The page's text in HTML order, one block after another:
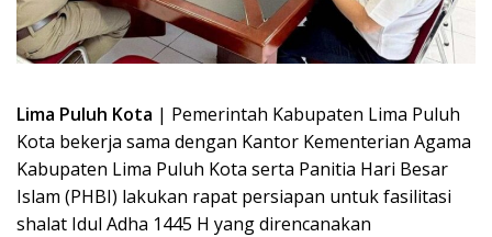
Lima Puluh Kota | Pemerintah Kabupaten Lima Puluh
Kota bekerja sama dengan Kantor Kementerian Agama
Kabupaten Lima Puluh Kota serta Panitia Hari Besar
Islam (PHBI) lakukan rapat persiapan untuk fasilitasi
shalat Idul Adha 1445 H yang direncanakan